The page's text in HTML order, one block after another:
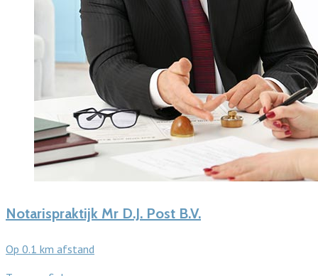
Notarispraktijk Mr D.J. Post B.V.
Op 0.1 km afstand